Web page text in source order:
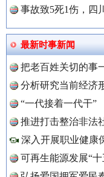
事故致5死1伤，四
最新时事新闻
把老百姓关切的事
分析研究当前经济
“一代接着一代干”
推进打击整治非法
深入开展职业健康
可再生能源发展“十
中
中
世界屋